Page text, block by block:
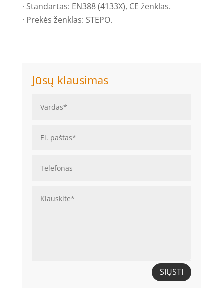
· Standartas: EN388 (4133X), CE ženklas.
· Prekės ženklas: STEPO.
Jūsų klausimas
SIŲSTI